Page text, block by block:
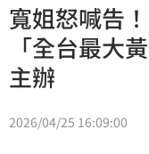
寬姐怒喊告
「全台最大
主辦
2026/04/25 16:09:00